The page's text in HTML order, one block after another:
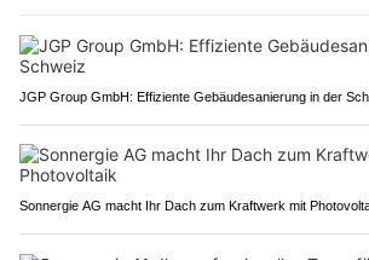
JGP Group GmbH: Effiziente Gebäudesanierung in der
Sonnergie AG macht Ihr Dach zum Kraftwerk mit